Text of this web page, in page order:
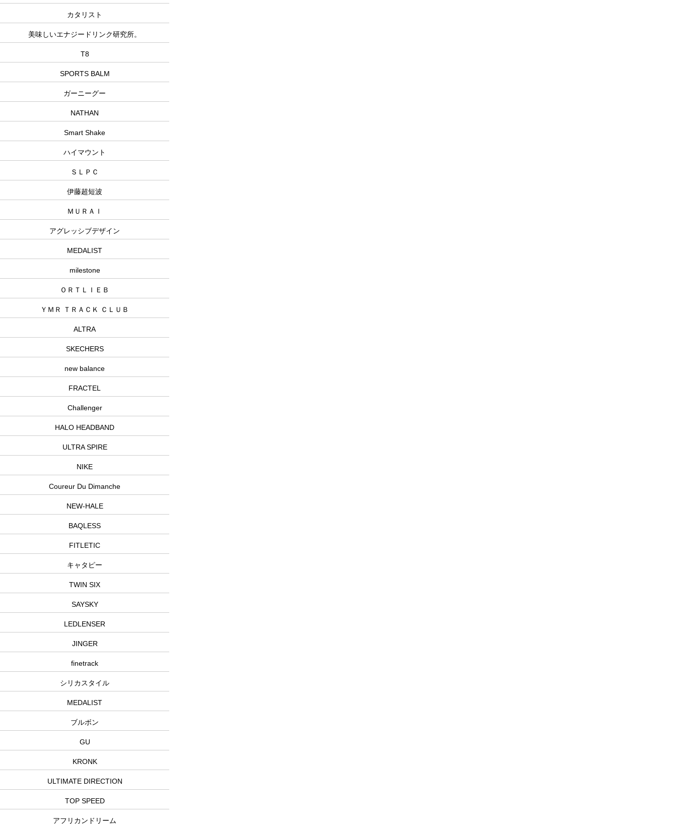
カタリスト
美味しいエナジードリンク研究所。
T8
SPORTS BALM
ガーニーグー
NATHAN
Smart Shake
ハイマウント
ＳＬＰＣ
伊藤超短波
ＭＵＲＡＩ
アグレッシブデザイン
MEDALIST
milestone
ＯＲＴＬＩＥＢ
ＹＭＲ ＴＲＡＣＫ ＣＬＵＢ
ALTRA
SKECHERS
new balance
FRACTEL
Challenger
HALO HEADBAND
ULTRA SPIRE
NIKE
Coureur Du Dimanche
NEW-HALE
BAQLESS
FITLETIC
キャタピー
TWIN SIX
SAYSKY
LEDLENSER
JINGER
finetrack
シリカスタイル
MEDALIST
ブルボン
GU
KRONK
ULTIMATE DIRECTION
TOP SPEED
アフリカンドリーム